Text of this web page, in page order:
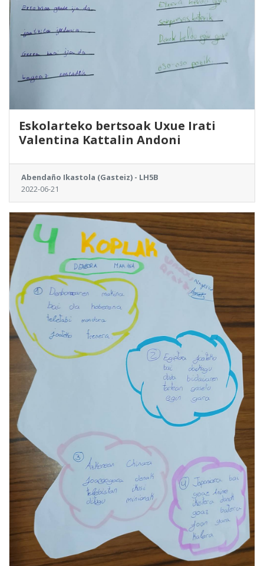
Eskolarteko bertsoak Uxue Irati
Valentina Kattalin Andoni
Abendaño Ikastola (Gasteiz) - LH5B
2022-06-21